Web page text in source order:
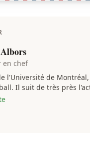
en chef
l'Université de
Il suit de très près
et divertissant.